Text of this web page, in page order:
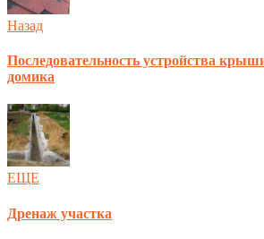
Назад
Последовательность устройства
домика
ЕЩЕ
Дренаж участка